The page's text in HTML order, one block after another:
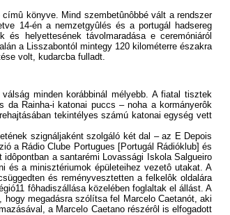
könyve. Mind szembetûnôbbé vált a rendszer
14-én a nemzetgyûlés és a portugál hadsereg
helyettesének távolmaradása e ceremóniáról
a Lisszabontól mintegy 120 kilométerre északra
volt, kudarcba fulladt.
minden korábbinál mélyebb. A fiatal tisztek
da Rainha-i katonai puccs – noha a kormányerôk
tekintélyes számú katonai egység vett
szignáljaként szolgáló két dal – az E Depois
a Rádio Clube Portugues [Portugál Rádióklub] és
a santarémi Lovassági Iskola Salgueiro
és a minisztériumok épületeihez vezetô utakat. A
és reményvesztetten a felkelôk oldalára
fôhadiszállása közelében foglaltak el állást. A
megadásra szólítsa fel Marcelo Caetanót, aki
a Marcelo Caetano részérôl is elfogadott